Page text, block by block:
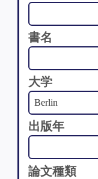
書名
大学
出版年
論文種類